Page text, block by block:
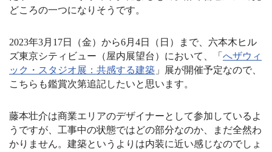
どころの一つになりそうです。
2023年3月17日（金）から6月4日（日）まで、六本木ヒル
ズ東京シティビュー（屋内展望台）において、「 へザウィ
ック・スタジオ展：共感する建築 」展が開催予定なので、
こちらも鑑賞次第追記したいと思います。
藤本壮介は商業エリアのデザイナーとして参加しているよ
うですが、工事中の状態ではどの部分なのか、まだ全然わ
かりません。建築というよりは内装に近い感じなのでしょ